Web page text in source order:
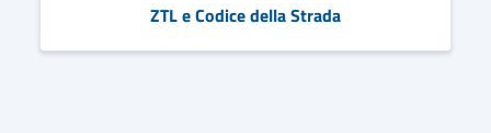
ZTL e Codice della Strada